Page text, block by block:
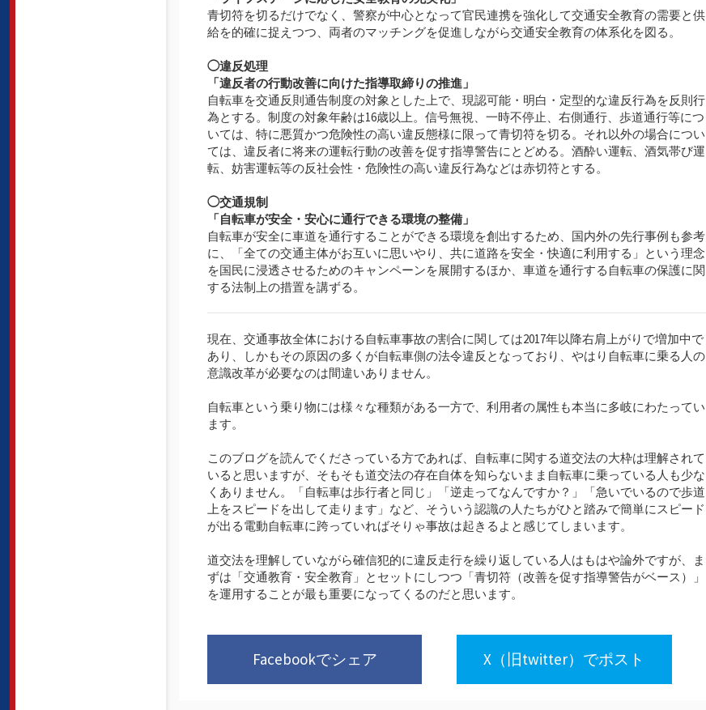
青切符を切るだけでなく、警察が中心となって官民連携を強化して交通安全教育の需要と供
給を的確に捉えつつ、両者のマッチングを促進しながら交通安全教育の体系化を図る。
◯違反処理
「違反者の行動改善に向けた指導取締りの推進」
自転車を交通反則通告制度の対象とした上で、現認可能・明白・定型的な違反行為を反則行
為とする。制度の対象年齢は16歳以上。信号無視、一時不停止、右側通行、歩道通行等につ
いては、特に悪質かつ危険性の高い違反態様に限って青切符を切る。それ以外の場合につい
ては、違反者に将来の運転行動の改善を促す指導警告にとどめる。酒酔い運転、酒気帯び運
転、妨害運転等の反社会性・危険性の高い違反行為などは赤切符とする。
◯交通規制
「自転車が安全・安心に通行できる環境の整備」
自転車が安全に車道を通行することができる環境を創出するため、国内外の先行事例も参考
に、「全ての交通主体がお互いに思いやり、共に道路を安全・快適に利用する」という理念
を国民に浸透させるためのキャンペーンを展開するほか、車道を通行する自転車の保護に関
する法制上の措置を講ずる。
現在、交通事故全体における自転車事故の割合に関しては2017年以降右肩上がりで増加中で
あり、しかもその原因の多くが自転車側の法令違反となっており、やはり自転車に乗る人の
意識改革が必要なのは間違いありません。
自転車という乗り物には様々な種類がある一方で、利用者の属性も本当に多岐にわたってい
ます。
このブログを読んでくださっている方であれば、自転車に関する道交法の大枠は理解されて
いると思いますが、そもそも道交法の存在自体を知らないまま自転車に乗っている人も少な
くありません。「自転車は歩行者と同じ」「逆走ってなんですか？」「急いでいるので歩道
上をスピードを出して走ります」など、そういう認識の人たちがひと踏みで簡単にスピード
が出る電動自転車に跨っていればそりゃ事故は起きるよと感じてしまいます。
道交法を理解していながら確信犯的に違反走行を繰り返している人はもはや論外ですが、ま
ずは「交通教育・安全教育」とセットにしつつ「青切符（改善を促す指導警告がベース）」
を運用することが最も重要になってくるのだと思います。
Facebookでシェア X（旧twitter）でポスト